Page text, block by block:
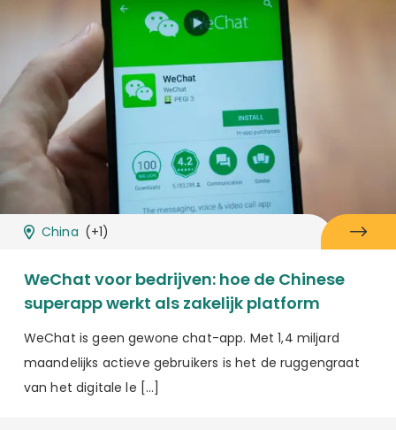
China (+1)
WeChat voor bedrijven: hoe de Chinese
superapp werkt als zakelijk platform
WeChat is geen gewone chat-app. Met 1,4 miljard
maandelijks actieve gebruikers is het de ruggengraat
van het digitale le […]